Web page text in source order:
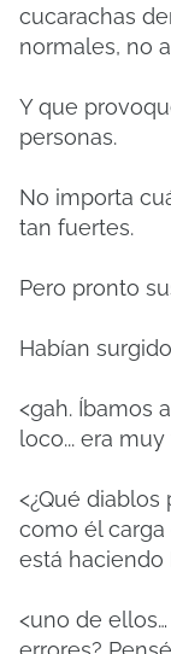
cucarachas
normales, no
Y que
personas.
No importa
tan fuertes.
Pero pronto
Habían
<gah. Íbamos
loco... era
<¿Qué
como él carga
está haciendo
<uno de ellos…